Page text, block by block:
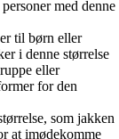
med denne
til børn eller
i denne størrelse
eller
for den
som jakken
at imødekomme